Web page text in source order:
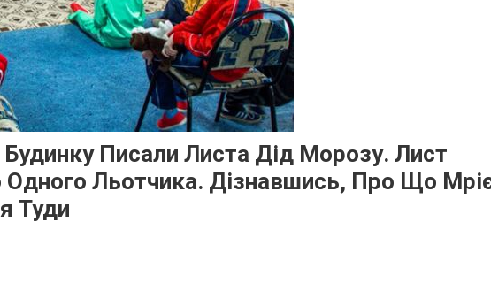
Будинку Писали Листа Дід Морозу. Лист
Льотчика. Дізнавшись, Про Що
Туди